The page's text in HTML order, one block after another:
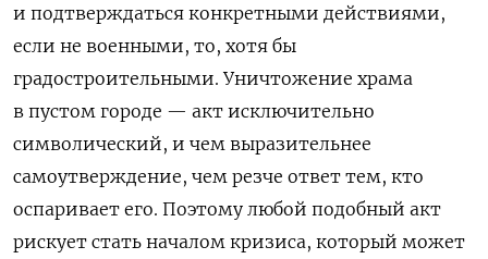
и подтверждаться конкретными действиями,
если не военными, то, хотя бы
градостроительными. Уничтожение храма
в пустом городе — акт исключительно
символический, и чем выразительнее
самоутверждение, чем резче ответ тем, кто
оспаривает его. Поэтому любой подобный акт
рискует стать началом кризиса, который может